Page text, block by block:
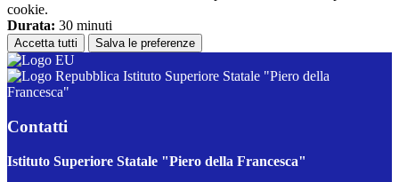
cookie.
Durata: 30 minuti
Accetta tutti Salva le preferenze
Istituto Superiore Statale "Piero della
Francesca"
Contatti
Istituto Superiore Statale "Piero della Francesca"